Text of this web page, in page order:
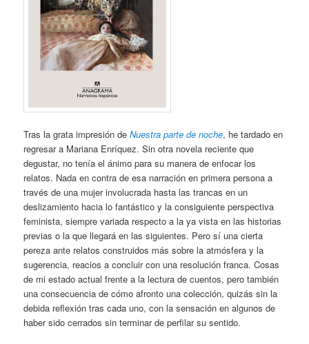
Tras la grata impresión deNuestra parte de noche, he tardado en
regresar a Mariana Enríquez. Sin otra novela reciente que
degustar, no tenía el ánimo para su manera de enfocar los
relatos. Nada en contra de esa narración en primera persona a
través de una mujer involucrada hasta las trancas en un
deslizamiento hacia lo fantástico y la consiguiente perspectiva
feminista, siempre variada respecto a la ya vista en las historias
previas o la que llegará en las siguientes. Pero sí una cierta
pereza ante relatos construidos más sobre la atmósfera y la
sugerencia, reacios a concluir con una resolución franca. Cosas
de mi estado actual frente a la lectura de cuentos, pero también
una consecuencia de cómo afronto una colección, quizás sin la
debida reflexión tras cada uno, con la sensación en algunos de
haber sido cerrados sin terminar de perfilar su sentido.